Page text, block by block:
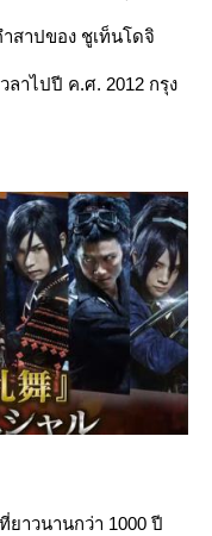
สาปของ ชูเท็นโดจิ
าไปปี ค.ศ. 2012 กรุง
าวนานกว่า 1000 ปี